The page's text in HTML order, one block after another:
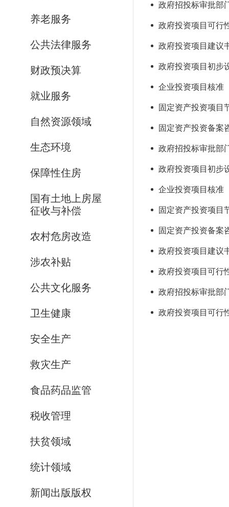
养老服务
公共法律服务
财政预决算
就业服务
自然资源领域
生态环境
保障性住房
国有土地上房屋
征收与补偿
农村危房改造
涉农补贴
公共文化服务
卫生健康
安全生产
救灾生产
食品药品监管
税收管理
扶贫领域
统计领域
新闻出版版权
政府招投标审批部
政府投资项目可行
政府投资项目建议
政府投资项目初步
企业投资项目核准
固定资产投资项目
固定资产投资备案
政府招投标审批部
政府投资项目初步
企业投资项目核准
固定资产投资项目
固定资产投资备案
政府投资项目建议
政府投资项目可行
政府招投标审批部
政府投资项目可行